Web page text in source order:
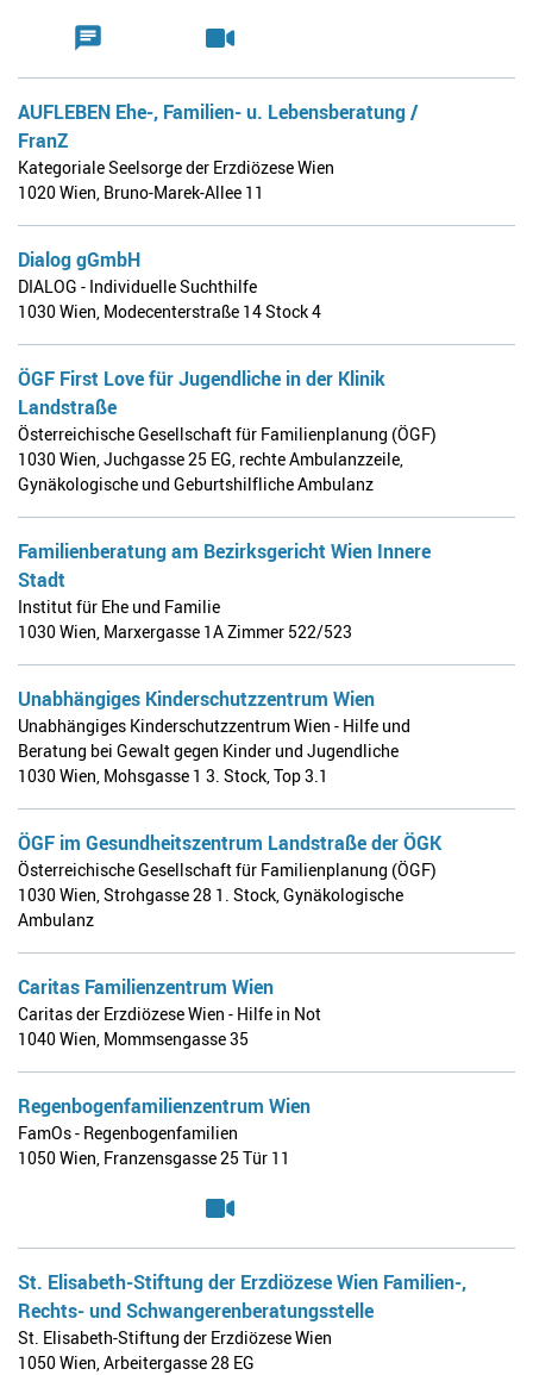
AUFLEBEN Ehe-, Familien- u. Lebensberatung /
FranZ
Kategoriale Seelsorge der Erzdiözese Wien
1020 Wien, Bruno-Marek-Allee 11
Dialog gGmbH
DIALOG - Individuelle Suchthilfe
1030 Wien, Modecenterstraße 14 Stock 4
ÖGF First Love für Jugendliche in der Klinik
Landstraße
Österreichische Gesellschaft für Familienplanung (ÖGF)
1030 Wien,Juchgasse 25 EG, rechte Ambulanzzeile,
Gynäkologische und Geburtshilfliche Ambulanz
Familienberatung am Bezirksgericht Wien Innere
Stadt
Institut für Ehe und Familie
1030 Wien, Marxergasse 1A Zimmer 522/523
Unabhängiges Kinderschutzzentrum Wien
Unabhängiges Kinderschutzzentrum Wien - Hilfe und
Beratung bei Gewalt gegen Kinder und Jugendliche
1030 Wien, Mohsgasse 1 3. Stock, Top 3.1
ÖGF im Gesundheitszentrum Landstraße der ÖGK
Österreichische Gesellschaft für Familienplanung (ÖGF)
1030 Wien,Strohgasse 28 1. Stock, Gynäkologische
Ambulanz
Caritas Familienzentrum Wien
Caritas der Erzdiözese Wien - Hilfe in Not
1040 Wien, Mommsengasse 35
Regenbogenfamilienzentrum Wien
FamOs - Regenbogenfamilien
1050 Wien, Franzensgasse 25 Tür 11
St. Elisabeth-Stiftung der Erzdiözese Wien Familien-,
Rechts- und Schwangerenberatungsstelle
St. Elisabeth-Stiftung der Erzdiözese Wien
1050 Wien,Arbeitergasse 28 EG